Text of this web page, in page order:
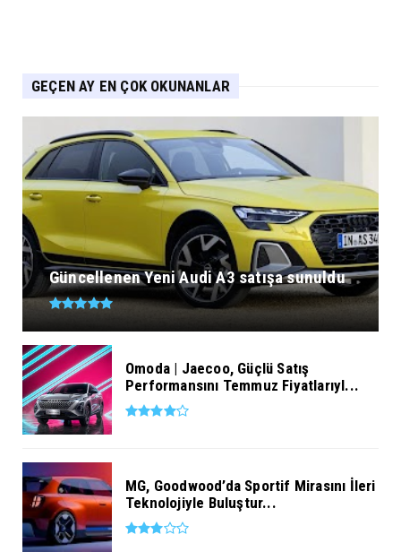
GEÇEN AY EN ÇOK OKUNANLAR
Güncellenen Yeni Audi A3 satışa sunuldu
Omoda | Jaecoo, Güçlü Satış
Performansını Temmuz Fiyatlarıyl...
MG, Goodwood’da Sportif Mirasını İleri
Teknolojiyle Buluştur...